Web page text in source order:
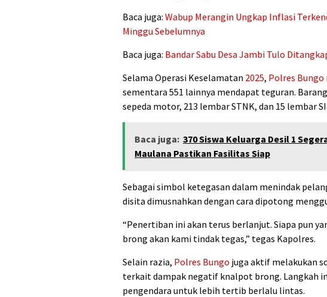
Baca juga: Wabup Merangin Ungkap Inflasi
Minggu Sebelumnya
Baca juga: Bandar Sabu Desa Jambi Tulo
Selama Operasi Keselamatan 2025, Polres Bungo
sementara 551 lainnya mendapat teguran.
sepeda motor, 213 lembar STNK, dan 15 lembar
Baca juga: 370 Siswa Keluarga Desil 1
Maulana Pastikan Fasilitas Siap
Sebagai simbol ketegasan dalam menindak
disita dimusnahkan dengan cara dipotong
“Penertiban ini akan terus berlanjut. Siapa pun
brong akan kami tindak tegas,” tegas Kapolres.
Selain razia, Polres Bungo juga aktif melakukan
terkait dampak negatif knalpot brong. Langkah
pengendara untuk lebih tertib berlalu lintas.